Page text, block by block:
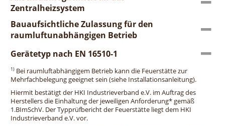
Zentralheizsystem
Bauaufsichtliche Zulassung für den
raumluftunabhängigen Betrieb
Gerätetyp nach EN 16510-1
1) Bei raumluftabhängigem Betrieb kann die Feuerstätte zur
Mehrfachbelegung geeignet sein (siehe Installationsanleitung).
Hiermit bestätigt der HKI Industrieverband e.V. im Auftrag des
Herstellers die Einhaltung der jeweiligen Anforderung* gemäß
1.BImSchV. Der Typprüfbericht der Feuerstätte liegt dem HKI
Industrieverband e.V. vor.